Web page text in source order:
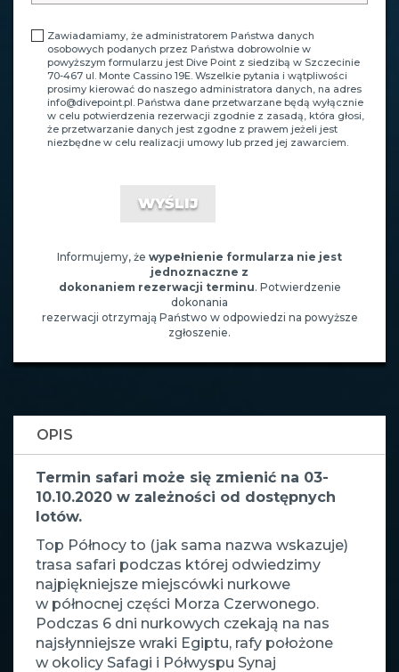
Zawiadamiamy, że administratorem Państwa danych
osobowych podanych przez Państwa dobrowolnie w
powyższym formularzu jest Dive Point z siedzibą w Szczecinie
70-467 ul. Monte Cassino 19E. Wszelkie pytania i wątpliwości
prosimy kierować do naszego administratora danych, na adres
info@divepoint.pl . Państwa dane przetwarzane będą wyłącznie
w celu potwierdzenia rezerwacji zgodnie z zasadą, która głosi,
że przetwarzanie danych jest zgodne z prawem jeżeli jest
niezbędne w celu realizacji umowy lub przed jej zawarciem.
Informujemy, że wypełnienie formularza nie jest
jednoznaczne z
dokonaniem rezerwacji terminu. Potwierdzenie
dokonania
rezerwacji otrzymają Państwo w odpowiedzi na powyższe
zgłoszenie.
OPIS
Termin safari może się zmienić na 03-
10.10.2020 w zależności od dostępnych
lotów.
Top Północy to (jak sama nazwa wskazuje)
trasa safari podczas której odwiedzimy
najpiękniejsze miejscówki nurkowe
w północnej części Morza Czerwonego.
Podczas 6 dni nurkowych czekają na nas
najsłynniejsze wraki Egiptu, rafy położone
w okolicy Safagi i Półwyspu Synaj